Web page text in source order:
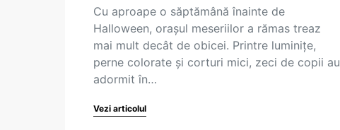
Cu aproape o săptămână înainte de
Halloween, orașul meseriilor a rămas treaz
mai mult decât de obicei. Printre luminițe,
perne colorate și corturi mici, zeci de copii au
adormit în…
Vezi articolul